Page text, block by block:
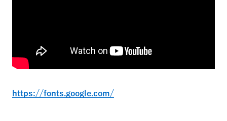
https://fonts.google.com/